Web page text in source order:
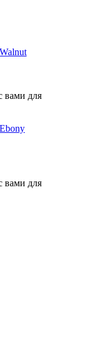
вами для
вами для